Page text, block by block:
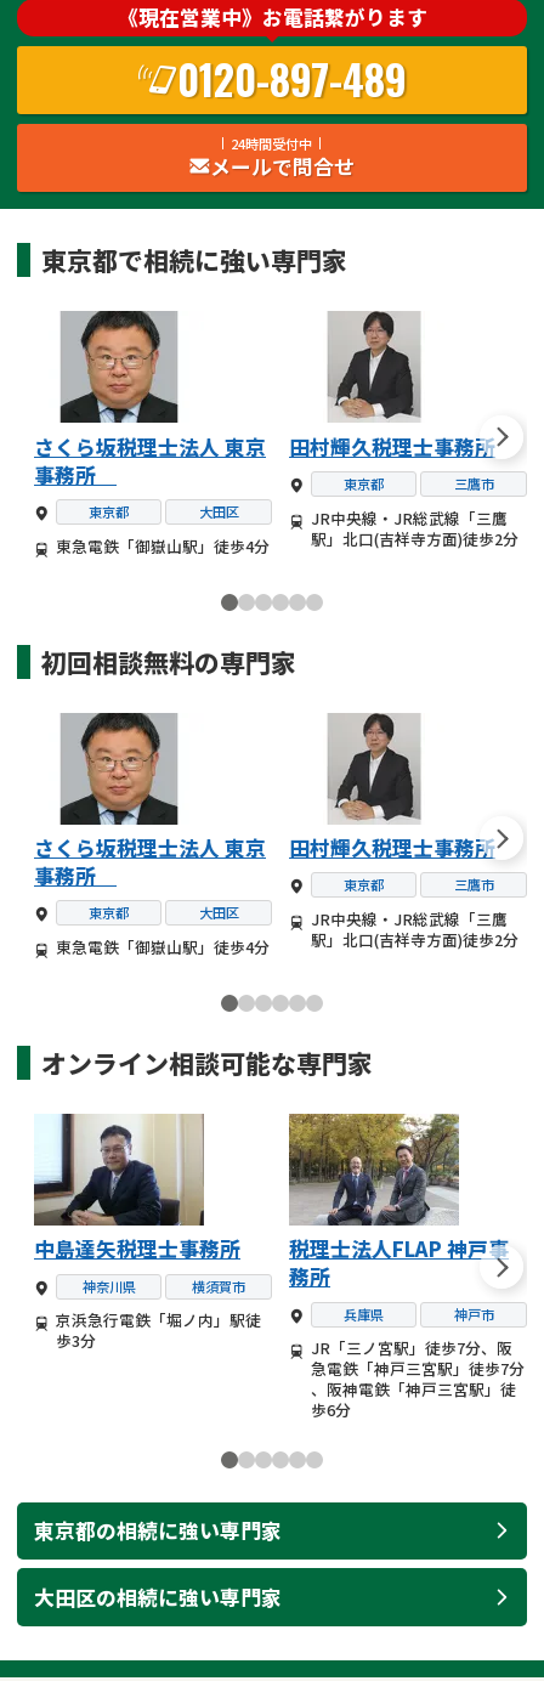
《現在営業中》お電話繋がります
0120-897-489
24時間受付中
メールで問合せ
東京都で相続に強い専門家
さくら坂税理士法人 東京
事務所
東京都 大田区
東急電鉄「御嶽山駅」徒歩4分
田村輝久税理士事務所
東京都 三鷹市
JR中央線・JR総武線「三鷹
駅」北口(吉祥寺方面)徒歩2分
初回相談無料の専門家
さくら坂税理士法人 東京
事務所
東京都 大田区
東急電鉄「御嶽山駅」徒歩4分
田村輝久税理士事務所
東京都 三鷹市
JR中央線・JR総武線「三鷹
駅」北口(吉祥寺方面)徒歩2分
オンライン相談可能な専門家
中島達矢税理士事務所
神奈川県 横須賀市
京浜急行電鉄「堀ノ内」駅徒
歩3分
税理士法人FLAP 神戸事
務所
兵庫県 神戸市
JR「三ノ宮駅」徒歩7分、阪
急電鉄「神戸三宮駅」徒歩7分
、阪神電鉄「神戸三宮駅」徒
歩6分
東京都の相続に強い専門家
大田区の相続に強い専門家